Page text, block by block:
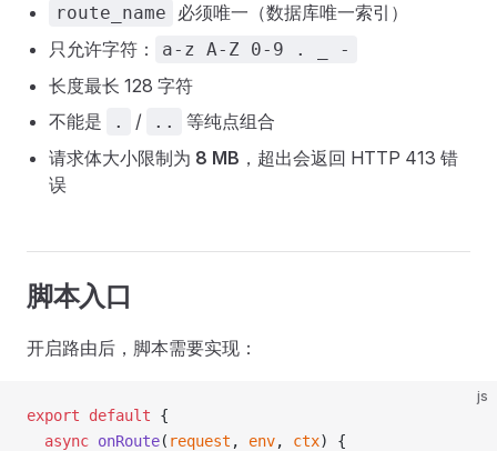
route_name
必须唯一（数据库唯一索引）
只允许字符：
a-z A-Z 0-9 . _ -
长度最长 128 字符
不能是
. / ..
等纯点组合
请求体大小限制为 8 MB ，超出会返回 HTTP 413 错
误
脚本入口
开启路由后，脚本需要实现：
js
export default {
  async
onRoute( request , env, ctx) {